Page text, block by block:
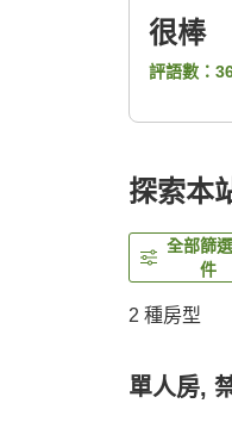
很棒
評語數：
探索本
全部篩
件
2 種房型
單人房,